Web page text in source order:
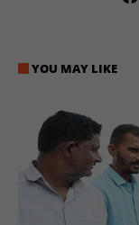
YOU MAY LIKE